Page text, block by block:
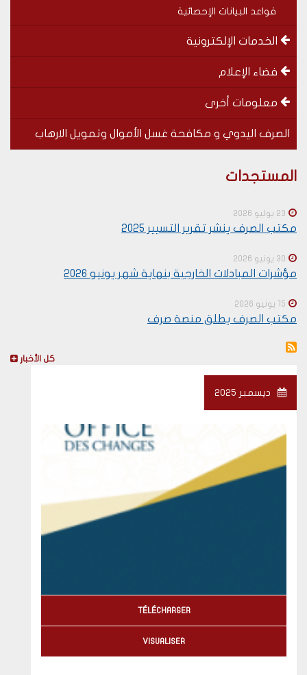
قواعد البيانات الإحصائية
الخدمات الإلكترونية
فضاء الإعلام
معلومات أخرى
الصرف اليدوي و مكافحة غسل الأموال وتمويل الارهاب
SOUS-
Special
المستجدات
23 يوليو 2026
مكتب الصرف ينشر تقرير التسيير 2025
30 يونيو 2026
مؤشرات المبادلات الخارجية بنهاية شهر يونيو 2026
15 يونيو 2026
مكتب الصرف يطلق منصة صرف
كل الأخبار
ديسمبر 2025
TÉLÉCHARGER
VISUALISER